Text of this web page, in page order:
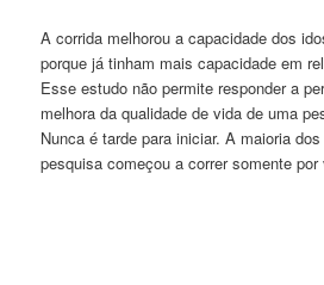
A corrida melhorou a capacidade dos
porque já tinham mais capacidade em
Esse estudo não permite responder a
melhora da qualidade de vida de uma
Nunca é tarde para iniciar. A maioria
pesquisa começou a correr somente